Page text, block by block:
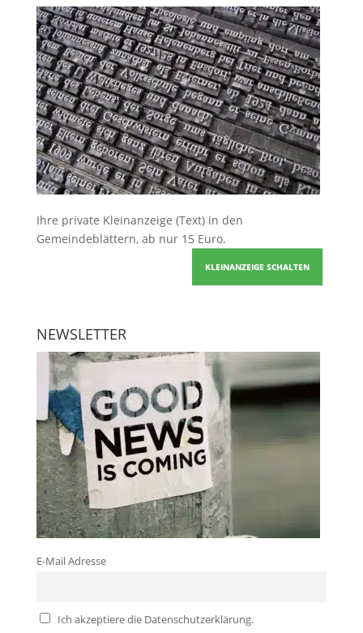
Ihre private Kleinanzeige (Text) in den
Gemeindeblättern, ab nur 15 Euro.
KLEINANZEIGE SCHALTEN
NEWSLETTER
E-Mail Adresse
Ich akzeptiere die Datenschutzerklärung.